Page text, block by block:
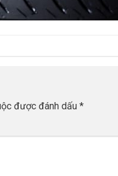
được đánh dấu *